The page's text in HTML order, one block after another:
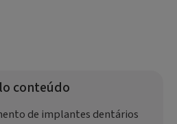
conteúdo
de implantes dentários